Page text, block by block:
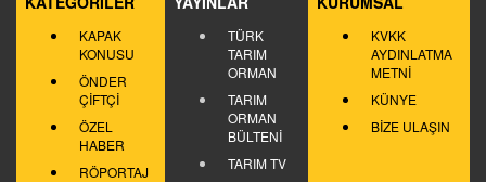
KAPAK
KONUSU
ÖNDER
ÇİFTÇİ
ÖZEL
HABER
RÖPORTAJ
TÜRK
TARIM
ORMAN
TARIM
ORMAN
BÜLTENİ
TARIM TV
KVKK
AYDINLATMA
METNİ
KÜNYE
BİZE ULAŞIN